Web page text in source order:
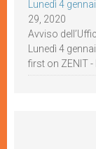
Lunedì 4
29, 2020
Avviso
Lunedì 4
first on ZENIT -